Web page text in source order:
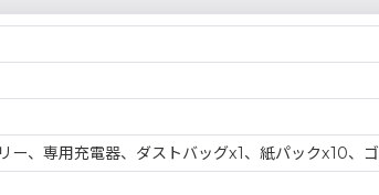
ー、専用充電器、ダストバッグx1、紙パックx10、